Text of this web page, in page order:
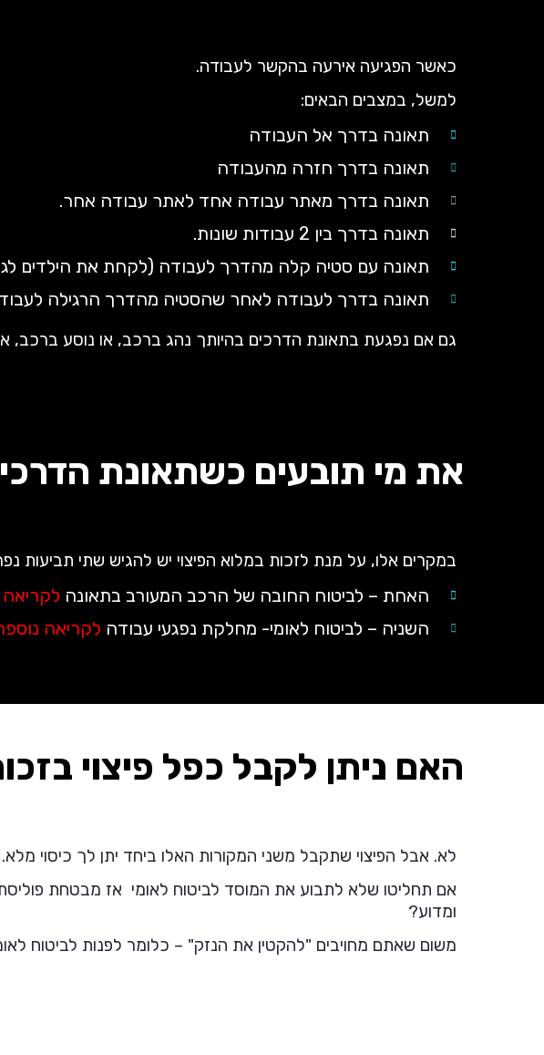
כאשר הפגיעה אירעה בהקשר לעבודה.
למשל, במצבים הבאים:
תאונה בדרך אל העבודה
תאונה בדרך חזרה מהעבודה
תאונה בדרך מאתר עבודה אחד לאתר עבודה אחר.
תאונה בדרך בין 2 עבודות שונות.
תאונה עם סטיה קלה מהדרך לעבודה (לקחת את הילדים
תאונה בדרך לעבודה לאחר שהסטיה מהדרך הרגילה
גם אם נפגעת בתאונת הדרכים בהיותך נהג ברכב, או נוסע ברכב,
את מי תובעים כשתאונת
במקרים אלו, על מנת לזכות במלוא הפיצוי יש להגיש שתי תביעות
האחת – לביטוח החובה של הרכב המעורב בתאונה
השניה – לביטוח לאומי- מחלקת נפגעי עבודה לקריאה
האם ניתן לקבל כפל פיצוי
לא. אבל הפיצוי שתקבל משני המקורות האלו ביחד יתן לך כיסוי מלא.
אם תחליטו שלא לתבוע את המוסד לביטוח לאומי אז מבטחת
ומדוע?
משום שאתם מחויבים "להקטין את הנזק" – כלומר לפנות לביטוח